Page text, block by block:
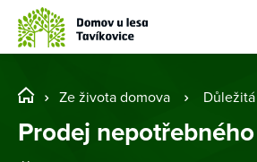
Ze života domova
Prodej